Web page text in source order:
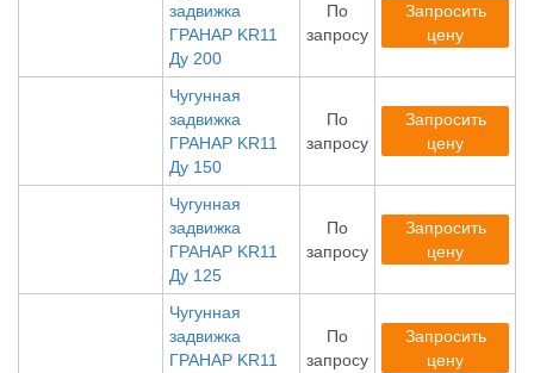
задвижка
ГРАНАР KR11
Ду 200
По
запросу
Запросить
цену
Чугунная
задвижка
ГРАНАР KR11
Ду 150
По
запросу
Запросить
цену
Чугунная
задвижка
ГРАНАР KR11
Ду 125
По
запросу
Запросить
цену
Чугунная
задвижка
ГРАНАР KR11
По
запросу
Запросить
цену